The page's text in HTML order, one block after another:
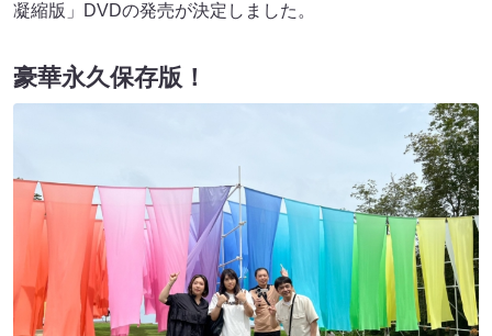
凝縮版」DVDの発売が決定しました。
豪華永久保存版！